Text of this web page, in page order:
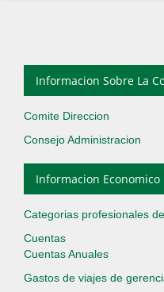
Informacion Sobre La
Comite Direccion
Consejo Administracion
Informacion Economico
Categorias profesionales
Cuentas
Cuentas Anuales
Gastos de viajes de